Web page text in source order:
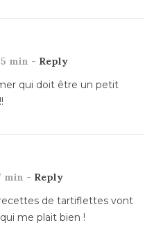
min - Reply
qui doit être un petit
min - Reply
de tartiflettes vont
me plait bien !